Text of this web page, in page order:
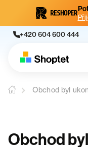
+420 604 600 444
Obchod byl
Obchod